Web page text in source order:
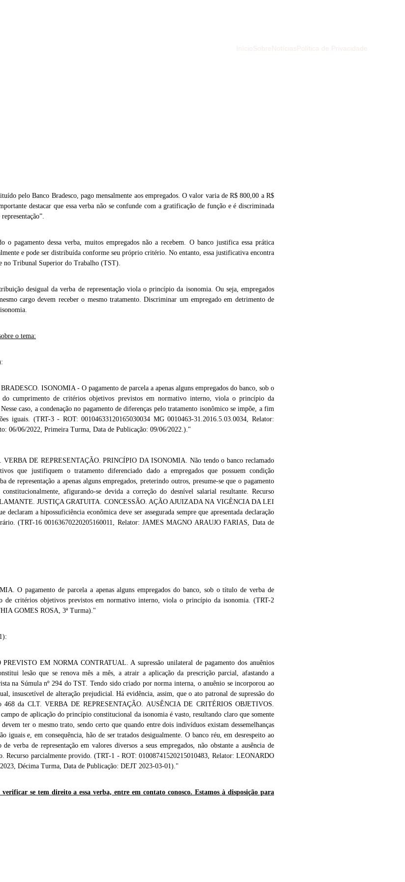
pelo Banco Bradesco, pago mensalmente aos empregados. O valor varia de R$ 800,00 a R$
destacar que essa verba não se confunde com a gratificação de função e é discriminada
o pagamento dessa verba, muitos empregados não a recebem. O banco justifica essa prática
e pode ser distribuída conforme seu próprio critério. No entanto, essa justificativa encontra
no Tribunal Superior do Trabalho (TST).
desigual da verba de representação viola o princípio da isonomia. Ou seja, empregados
cargo devem receber o mesmo tratamento. Discriminar um empregado em detrimento de
o tema:
ISONOMIA - O pagamento de parcela a apenas alguns empregados do banco, sob o
do cumprimento de critérios objetivos previstos em normativo interno, viola o princípio da
caso, a condenação no pagamento de diferenças pelo tratamento isonômico se impõe, a fim
iguais. (TRT-3 - ROT: 00104633120165030034 MG 0010463-31.2016.5.03.0034, Relator:
06/06/2022, Primeira Turma, Data de Publicação: 09/06/2022.)."
DE REPRESENTAÇÃO. PRINCÍPIO DA ISONOMIA. Não tendo o banco reclamado
que justifiquem o tratamento diferenciado dado a empregados que possuem condição
de representação a apenas alguns empregados, preterindo outros, presume-se que o pagamento
afigurando-se devida a correção do desnível salarial resultante. Recurso
JUSTIÇA GRATUITA. CONCESSÃO. AÇÃO AJUIZADA NA VIGÊNCIA DA LEI
a hipossuficiência econômica deve ser assegurada sempre que apresentada declaração
(TRT-16 00163670220205160011, Relator: JAMES MAGNO ARAUJO FARIAS, Data de
O pagamento de parcela a apenas alguns empregados do banco, sob o título de verba de
de critérios objetivos previstos em normativo interno, viola o princípio da isonomia. (TRT-2
GOMES ROSA, 3ª Turma)."
EM NORMA CONTRATUAL. A supressão unilateral de pagamento dos anuênios
lesão que se renova mês a mês, a atrair a aplicação da prescrição parcial, afastando a
na Súmula nº 294 do TST. Tendo sido criado por norma interna, o anuênio se incorporou ao
insuscetível de alteração prejudicial. Há evidência, assim, que o ato patronal de supressão do
da CLT. VERBA DE REPRESENTAÇÃO. AUSÊNCIA DE CRITÉRIOS OBJETIVOS.
de aplicação do princípio constitucional da isonomia é vasto, resultando claro que somente
devem ter o mesmo trato, sendo certo que quando entre dois indivíduos existam dessemelhanças
iguais e, em consequência, hão de ser tratados desigualmente. O banco réu, em desrespeito ao
verba de representação em valores diversos a seus empregados, não obstante a ausência de
Recurso parcialmente provido. (TRT-1 - ROT: 01008741520215010483, Relator: LEONARDO
Décima Turma, Data de Publicação: DEJT 2023-03-01)."
se tem direito a essa verba, entre em contato conosco. Estamos à disposição para